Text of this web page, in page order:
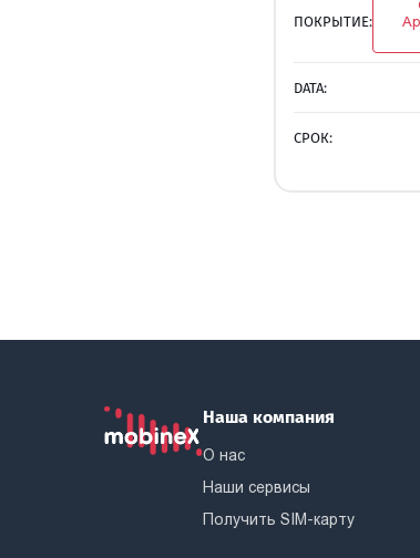
ПОКРЫТИЕ:
DATA:
СРОК:
Наша компания
О нас
Наши сервисы
Получить SIM-карту